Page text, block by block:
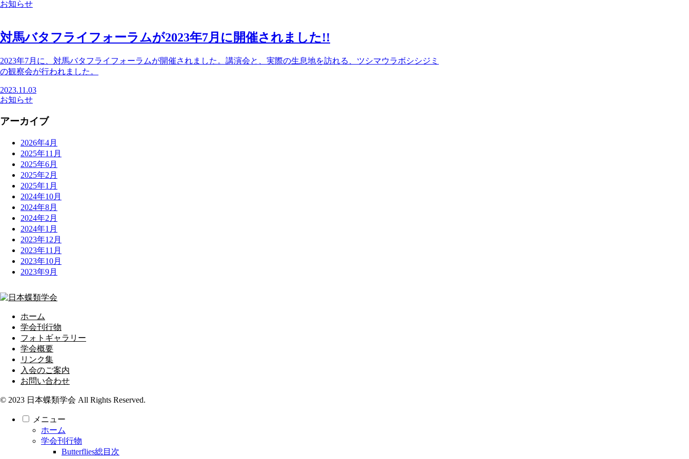
お知らせ
対馬バタフライフォーラムが2023年7月に開催されました!!
2023年7月に、対馬バタフライフォーラムが開催されました。講演会と、実際の生息地を訪れる、ツシマウラボシシジミ
の観察会が行われました。
2023.11.03
お知らせ
アーカイブ
2026年4月
2025年11月
2025年6月
2025年2月
2025年1月
2024年10月
2024年8月
2024年2月
2024年1月
2023年12月
2023年11月
2023年10月
2023年9月
ホーム
学会刊行物
フォトギャラリー
学会概要
リンク集
入会のご案内
お問い合わせ
© 2023 日本蝶類学会 All Rights Reserved.
メニュー
ホーム
学会刊行物
Butterflies総目次